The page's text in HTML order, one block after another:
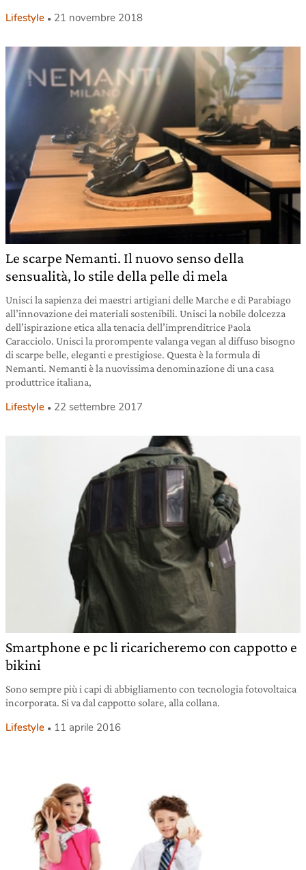
Lifestyle 21 novembre 2018
Le scarpe Nemanti. Il nuovo senso della
sensualità, lo stile della pelle di mela
Unisci la sapienza dei maestri artigiani delle Marche e di Parabiago
all’innovazione dei materiali sostenibili. Unisci la nobile dolcezza
dell’ispirazione etica alla tenacia dell’imprenditrice Paola
Caracciolo. Unisci la prorompente valanga vegan al diffuso bisogno
di scarpe belle, eleganti e prestigiose. Questa è la formula di
Nemanti. Nemanti è la nuovissima denominazione di una casa
produttrice italiana,
Lifestyle 22 settembre 2017
Smartphone e pc li ricaricheremo con cappotto e
bikini
Sono sempre più i capi di abbigliamento con tecnologia fotovoltaica
incorporata. Si va dal cappotto solare, alla collana.
Lifestyle 11 aprile 2016